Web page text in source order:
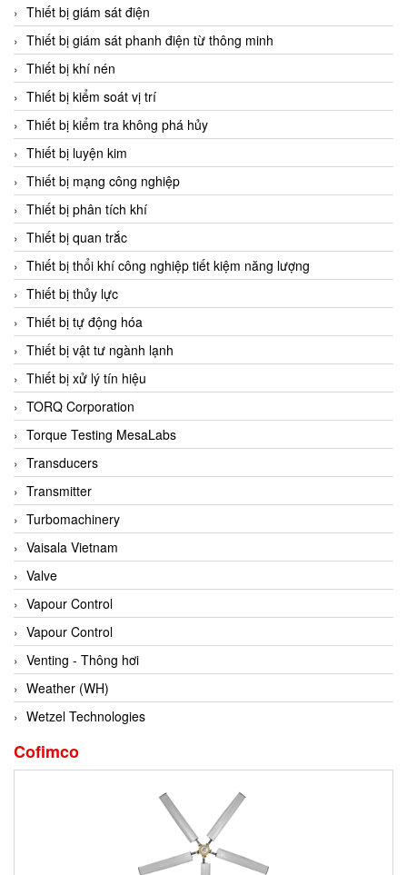
Chromalox
ChuanYi
CIC
Clage
Clake Fololo
Clark Cooper
CMC Ventilazione
Coax Valves Inc
Codel
Cofimco
Coltraco
Comat Releco
Comax
COMETECH VietNam
COMFILE Technology
Conch
Conductix/ WAMPFLER
Contrec
Contrinex
Control Solution Minesota
Copeland
Cortem
Cosa Xentaur
Cosil
Coulton
Crouzet
Crowcon
Crutec Dust Zero Vietnam
Thiết bị giám sát điện
Thiết bị giám sát phanh điện từ thông minh
Thiết bị khí nén
Thiết bị kiểm soát vị trí
Thiết bị kiểm tra không phá hủy
Thiết bị luyện kim
Thiết bị mạng công nghiệp
Thiết bị phân tích khí
Thiết bị quan trắc
Thiết bị thổi khí công nghiệp tiết kiệm năng lượng
Thiết bị thủy lực
Thiết bị tự động hóa
Thiết bị vật tư ngành lạnh
Thiết bị xử lý tín hiệu
TORQ Corporation
Torque Testing MesaLabs
Transducers
Transmitter
Turbomachinery
Vaisala Vietnam
Valve
Vapour Control
Vapour Control
Venting - Thông hơi
Weather (WH)
Wetzel Technologies
Cofimco